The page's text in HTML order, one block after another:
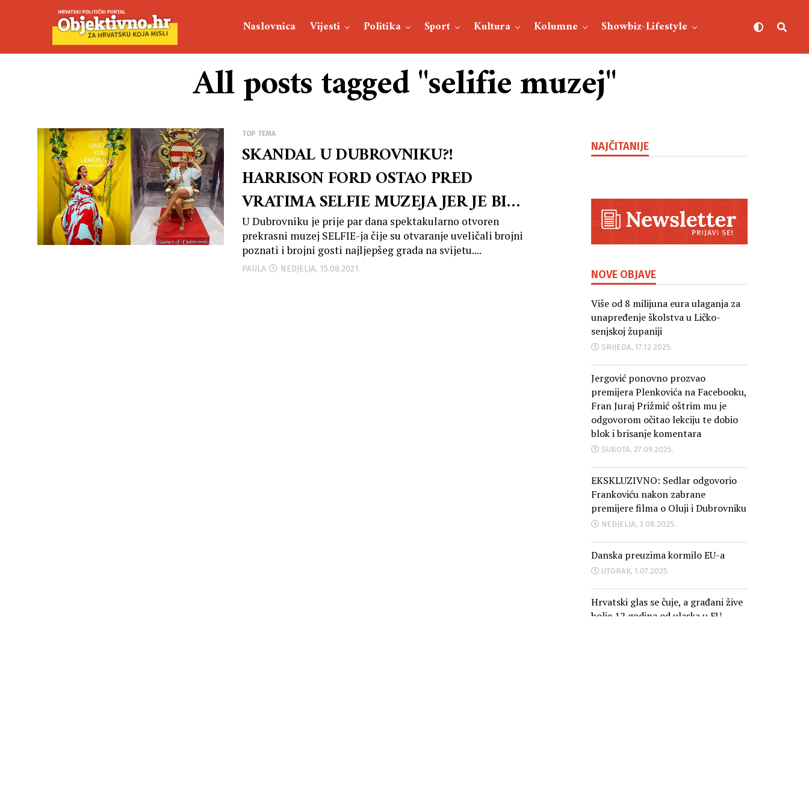
Naslovnica Vijesti Politika Sport Kultura Kolumne Showbiz-Lifestyle
All posts tagged "selifie muzej"
TOP TEMA
SKANDAL U DUBROVNIKU?!
HARRISON FORD OSTAO PRED
VRATIMA SELFIE MUZEJA JER JE BIO
RASPRODAN?!
U Dubrovniku je prije par dana spektakularno otvoren
prekrasni muzej SELFIE-ja čije su otvaranje uveličali brojni
poznati i brojni gosti najljepšeg grada na svijetu....
PAULA NEDJELJA, 15.08.2021.
NAJČITANIJE
NOVE OBJAVE
Više od 8 milijuna eura ulaganja za
unapređenje školstva u Ličko-
senjskoj županiji
SRIJEDA, 17.12.2025.
Jergović ponovno prozvao
premijera Plenkovića na Facebooku,
Fran Juraj Prižmić oštrim mu je
odgovorom očitao lekciju te dobio
blok i brisanje komentara
SUBOTA, 27.09.2025.
EKSKLUZIVNO: Sedlar odgovorio
Frankoviću nakon zabrane
premijere filma o Oluji i Dubrovniku
NEDJELJA, 3.08.2025.
Danska preuzima kormilo EU-a
UTORAK, 1.07.2025.
Hrvatski glas se čuje, a građani žive
bolje 12 godina od ulaska u EU